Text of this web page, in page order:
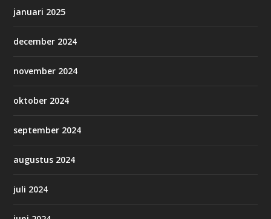
januari 2025
december 2024
november 2024
oktober 2024
september 2024
augustus 2024
juli 2024